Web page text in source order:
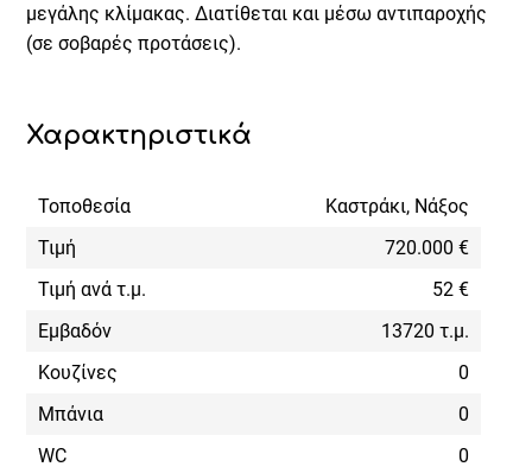
μεγάλης κλίμακας. Διατίθεται και μέσω αντιπαροχής
(σε σοβαρές προτάσεις).
Χαρακτηριστικά
Τοποθεσία
Καστράκι, Νάξος
Τιμή
720.000 €
Τιμή ανά τ.μ.
52 €
Εμβαδόν
13720 τ.μ.
Κουζίνες
0
Μπάνια
0
WC
0